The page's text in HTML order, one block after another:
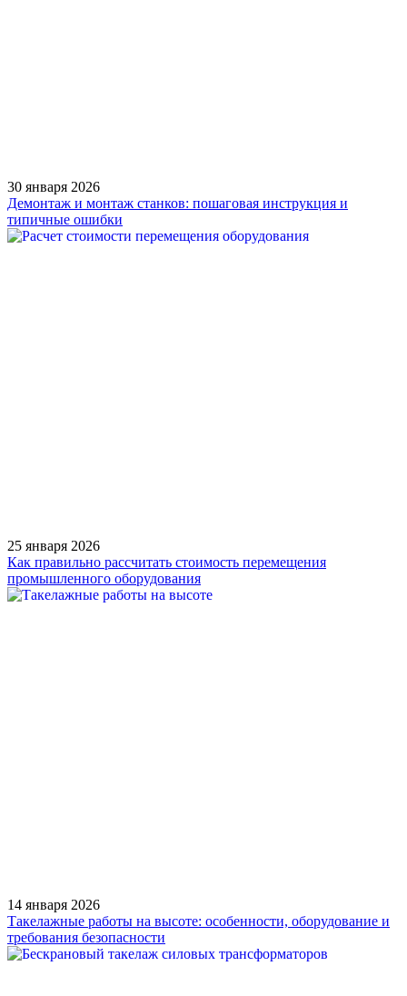
30 января 2026
Демонтаж и монтаж станков: пошаговая инструкция и
типичные ошибки
25 января 2026
Как правильно рассчитать стоимость перемещения
промышленного оборудования
14 января 2026
Такелажные работы на высоте: особенности, оборудование и
требования безопасности